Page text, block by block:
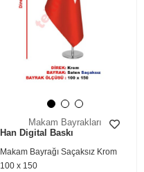
Makam Bayrakları
Han Digital Baskı
Makam Bayrağı Saçaksız Krom
100 x 150